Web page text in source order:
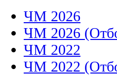
ЧМ 2026
ЧМ 2026
ЧМ 2022
ЧМ 2022